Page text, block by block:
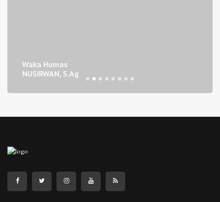
Waka Humas
NUSIRWAN, S.Ag